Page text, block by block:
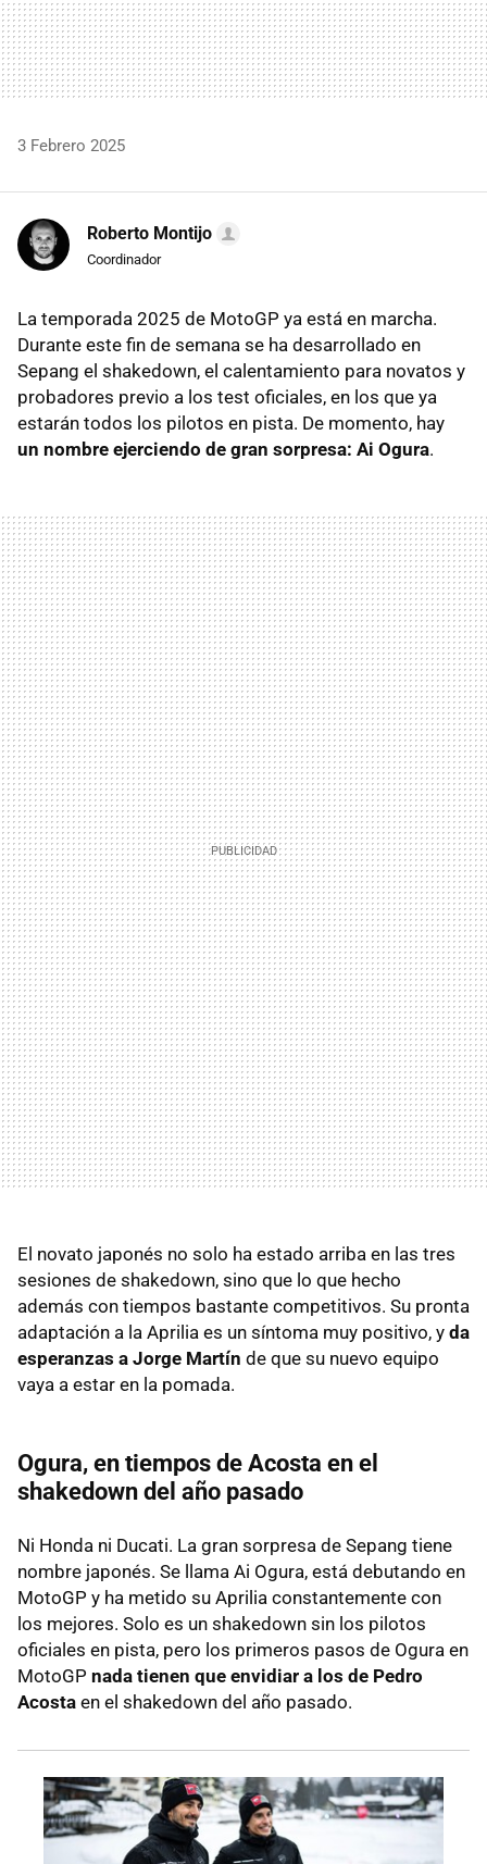
3 Febrero 2025
Roberto Montijo
Coordinador
La temporada 2025 de MotoGP ya está en marcha.
Durante este fin de semana se ha desarrollado en
Sepang el shakedown, el calentamiento para novatos y
probadores previo a los test oficiales, en los que ya
estarán todos los pilotos en pista. De momento, hay
un nombre ejerciendo de gran sorpresa: Ai Ogura.
El novato japonés no solo ha estado arriba en las tres
sesiones de shakedown, sino que lo que hecho
además con tiempos bastante competitivos. Su pronta
adaptación a la Aprilia es un síntoma muy positivo, y da
esperanzas a Jorge Martín de que su nuevo equipo
vaya a estar en la pomada.
Ogura, en tiempos de Acosta en el
shakedown del año pasado
Ni Honda ni Ducati. La gran sorpresa de Sepang tiene
nombre japonés. Se llama Ai Ogura, está debutando en
MotoGP y ha metido su Aprilia constantemente con
los mejores. Solo es un shakedown sin los pilotos
oficiales en pista, pero los primeros pasos de Ogura en
MotoGP nada tienen que envidiar a los de Pedro
Acosta en el shakedown del año pasado.